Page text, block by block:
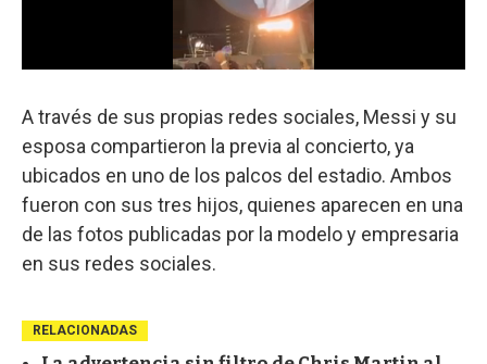
f
4
2
e
c
o
n
s
A través de sus propias redes sociales, Messi y su
esposa compartieron la previa al concierto, ya
ubicados en uno de los palcos del estadio. Ambos
fueron con sus tres hijos, quienes aparecen en una
de las fotos publicadas por la modelo y empresaria
en sus redes sociales.
RELACIONADAS